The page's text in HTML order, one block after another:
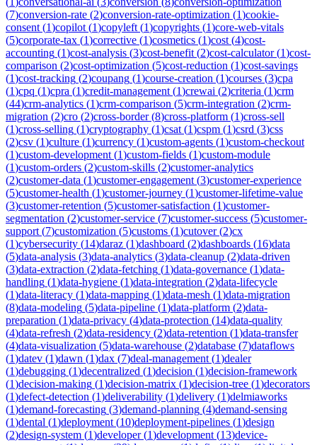
(7)conversion-rate (2)conversion-rate-optimization (1)cookie-
consent (1)copilot (1)copyleft (1)copyrights (1)core-web-vitals
(5)corporate-tax (1)corrective (1)cosmetics (1)cost (4)cost-
accounting (1)cost-analysis (3)cost-benefit (2)cost-calculator(1)cost-
comparison (2)cost-optimization (5)cost-reduction (1)cost-savings
(1)cost-tracking (2)coupang (1)course-creation (1)courses (3)cpa
(1)cpq (1)cpra (1)credit-management (1)crewai (2)criteria (1)crm
(44)crm-analytics (1)crm-comparison (5)crm-integration (2)crm-
migration (2)cro (2)cross-border(8)cross-platform (1)cross-sell
(1)cross-selling (1)cryptography (1)csat (1)cspm (1)csrd (3)css
(2)csv (1)culture (1)currency (1)custom-agents (1)custom-checkout
(1)custom-development (1)custom-fields (1)custom-module
(1)custom-orders (2)custom-skills (2)customer-analytics
(2)customer-data (1)customer-engagement (3)customer-experience
(5)customer-health (1)customer-journey (1)customer-lifetime-value
(3)customer-retention (5)customer-satisfaction (1)customer-
segmentation (2)customer-service (7)customer-success (5)customer-
support (7)customization (5)customs (1)cutover(2)cx
(1)cybersecurity (14)daraz (1)dashboard (2)dashboards (16)data
(5)data-analysis (3)data-analytics (3)data-cleanup (2)data-driven
(3)data-extraction (2)data-fetching (1)data-governance (1)data-
handling (1)data-hygiene (1)data-integration (2)data-lifecycle
(1)data-literacy (1)data-mapping (1)data-mesh (1)data-migration
(8)data-modeling (5)data-pipeline (1)data-platform (2)data-
preparation (1)data-privacy (4)data-protection (14)data-quality
(4)data-refresh (2)data-residency (2)data-retention (1)data-transfer
(4)data-visualization (5)data-warehouse (2)database (7)dataflows
(1)datev (1)dawn (1)dax (7)deal-management (1)dealer
(1)debugging (1)decentralized (1)decision (1)decision-framework
(1)decision-making (1)decision-matrix (1)decision-tree (1)decorators
(1)defect-detection (1)deliverability (1)delivery (1)delmiaworks
(1)demand-forecasting (3)demand-planning (4)demand-sensing
(1)dental (1)deployment (10)deployment-pipelines (1)design
(2)design-system (1)developer(1)development (13)device-